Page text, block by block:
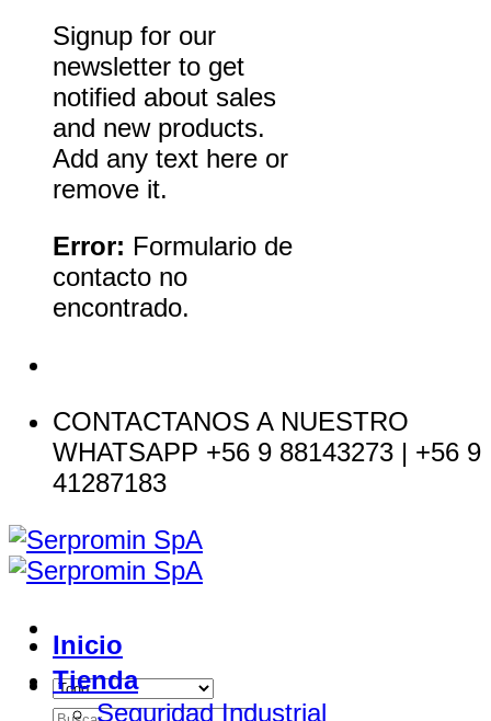
Signup for our
newsletter to get
notified about sales
and new products.
Add any text here or
remove it.
Error: Formulario de
contacto no
encontrado.
CONTACTANOS A NUESTRO
WHATSAPP +56 9 88143273 | +56 9
41287183
Buscar
Inicio
Tienda
Seguridad Industrial